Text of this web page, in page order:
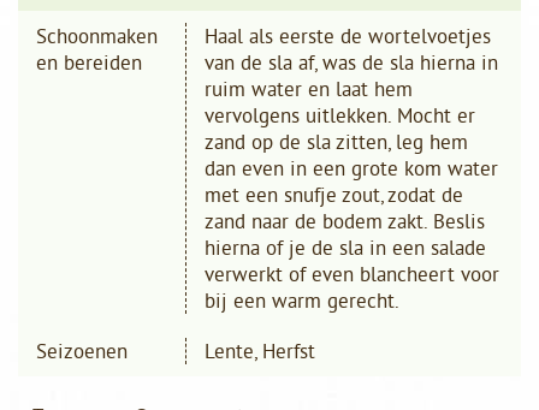
Schoonmaken
en bereiden
Haal als eerste de wortelvoetjes
van de sla af, was de sla hierna in
ruim water en laat hem
vervolgens uitlekken. Mocht er
zand op de sla zitten, leg hem
dan even in een grote kom water
met een snufje zout, zodat de
zand naar de bodem zakt. Beslis
hierna of je de sla in een salade
verwerkt of even blancheert voor
bij een warm gerecht.
Seizoenen
Lente, Herfst